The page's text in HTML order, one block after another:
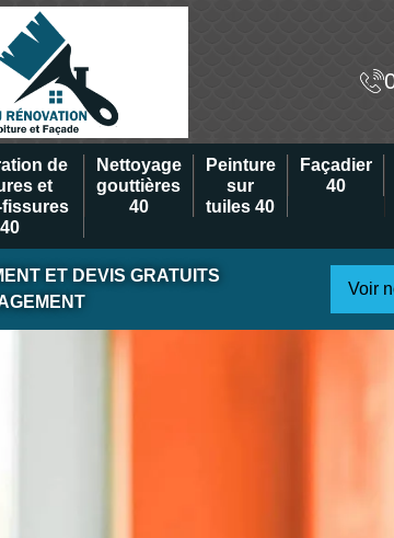
de
et
40
Nettoyage
gouttières
40
Peinture
sur
tuiles 40
Façadier
40
ET DEVIS GRATUITS
Voir